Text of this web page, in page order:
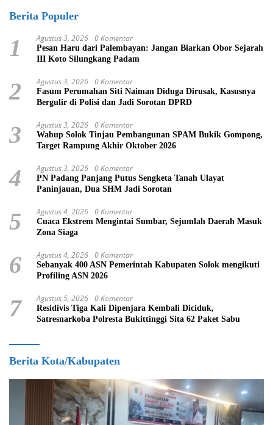
Berita Populer
1 Agustus 3, 2026 0 Komentar
Pesan Haru dari Palembayan: Jangan Biarkan Obor Sejarah
III Koto Silungkang Padam
2 Agustus 3, 2026 0 Komentar
Fasum Perumahan Siti Naiman Diduga Dirusak, Kasusnya
Bergulir di Polisi dan Jadi Sorotan DPRD
3 Agustus 3, 2026 0 Komentar
Wabup Solok Tinjau Pembangunan SPAM Bukik Gompong,
Target Rampung Akhir Oktober 2026
4 Agustus 3, 2026 0 Komentar
PN Padang Panjang Putus Sengketa Tanah Ulayat
Paninjauan, Dua SHM Jadi Sorotan
5 Agustus 4, 2026 0 Komentar
Cuaca Ekstrem Mengintai Sumbar, Sejumlah Daerah Masuk
Zona Siaga
6 Agustus 4, 2026 0 Komentar
Sebanyak 400 ASN Pemerintah Kabupaten Solok mengikuti
Profiling ASN 2026
7 Agustus 5, 2026 0 Komentar
Residivis Tiga Kali Dipenjara Kembali Diciduk,
Satresnarkoba Polresta Bukittinggi Sita 62 Paket Sabu
Berita Kota/Kabupaten